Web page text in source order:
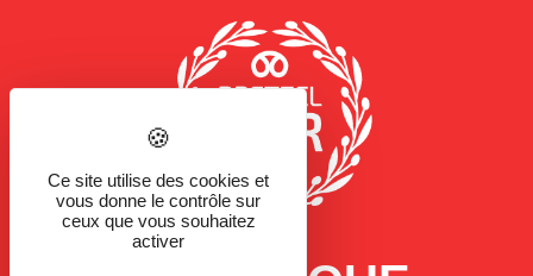
Ce site utilise des cookies et
vous donne le contrôle sur
ceux que vous souhaitez
activer